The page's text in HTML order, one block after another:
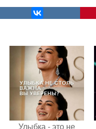
Улыбка - это не